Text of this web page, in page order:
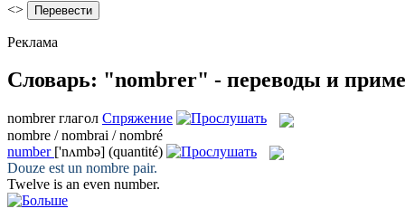
<>
Реклама
Словарь: "nombrer" - переводы и
nombrer глагол Спряжение
nombre / nombrai / nombré
number ['nʌmbə] (quantité)
Douze est un nombre pair.
Twelve is an even number.